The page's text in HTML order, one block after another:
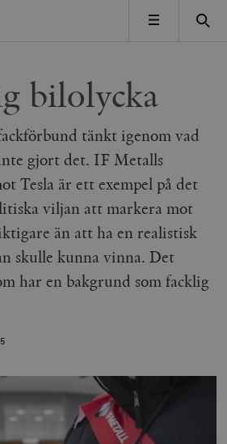
MENY
bilolycka
tänkt igenom vad
gjort det. IF Metalls
Tesla är ett exempel på det
viljan att markera mot
än att ha en realistisk
skulle kunna vinna. Det
har en bakgrund som facklig